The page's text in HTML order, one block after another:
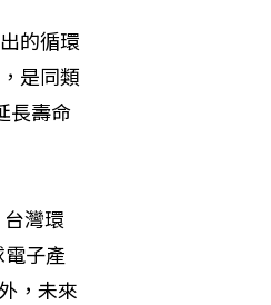
的循環
是同類
長壽命
灣環
子產
，未來